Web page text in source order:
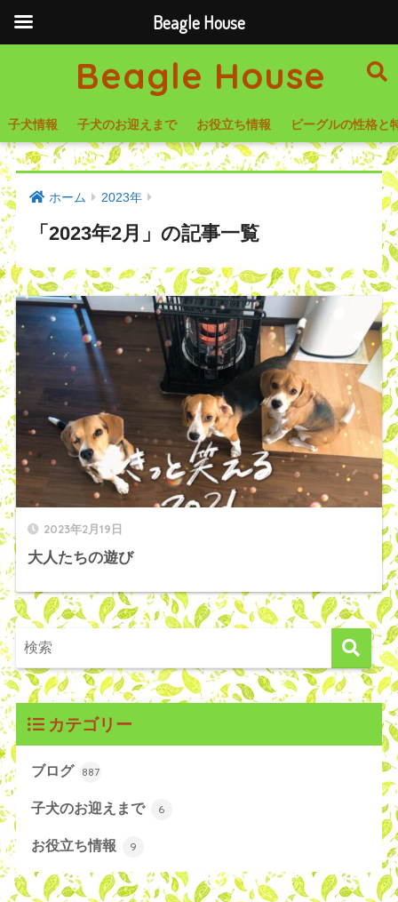
Beagle House
子犬情報 子犬のお迎えまで お役立ち情報 ビーグルの性格と
ホーム 2023年
「2023年2月」の記事一覧
2023年2月19日
大人たちの遊び
カテゴリー
ブログ 887
子犬のお迎えまで 6
お役立ち情報 9
Beagle House